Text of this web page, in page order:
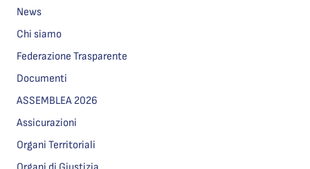
News
Chi siamo
Federazione Trasparente
Documenti
ASSEMBLEA 2026
Assicurazioni
Organi Territoriali